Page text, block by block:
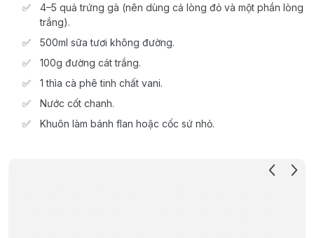
4–5 quả trứng gà (nên dùng cả lòng đỏ và một phần lòng
trắng).
500ml sữa tươi không đường.
100g đường cát trắng.
1 thìa cà phê tinh chất vani.
Nước cốt chanh.
Khuôn làm bánh flan hoặc cốc sứ nhỏ.